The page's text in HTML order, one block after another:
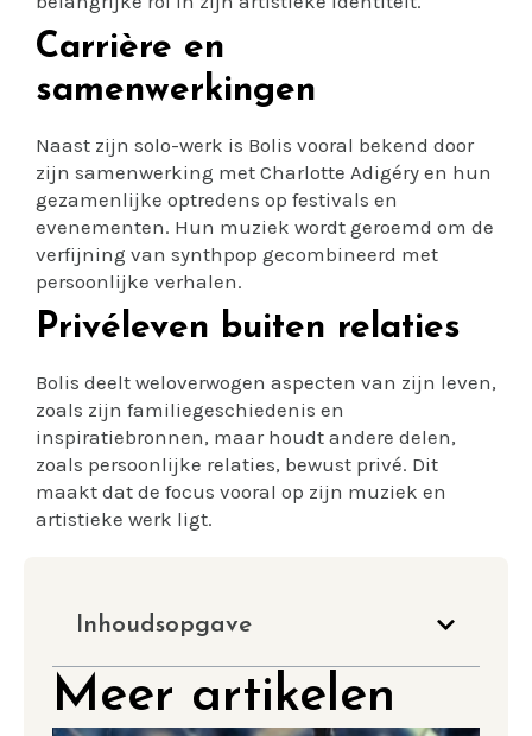
Carrière en
samenwerkingen
Naast zijn solo-werk is Bolis vooral bekend door
zijn samenwerking met Charlotte Adigéry en hun
gezamenlijke optredens op festivals en
evenementen. Hun muziek wordt geroemd om de
verfijning van synthpop gecombineerd met
persoonlijke verhalen.
Privéleven buiten relaties
Bolis deelt weloverwogen aspecten van zijn leven,
zoals zijn familiegeschiedenis en
inspiratiebronnen, maar houdt andere delen,
zoals persoonlijke relaties, bewust privé. Dit
maakt dat de focus vooral op zijn muziek en
artistieke werk ligt.
Inhoudsopgave
Meer artikelen